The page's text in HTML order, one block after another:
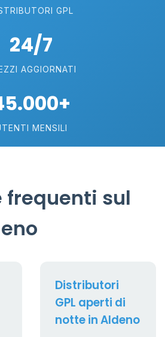
GPL
24/7
AGGIORNATI
MENSILI
frequenti sul
Distributori
GPL aperti di
notte in Aldeno